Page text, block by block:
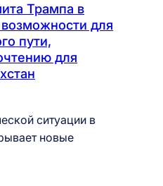
Трампа в
для
пути,
для
ситуации в
новые